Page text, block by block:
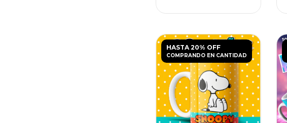
HASTA 20% OFF
COMPRANDO EN CANTIDAD